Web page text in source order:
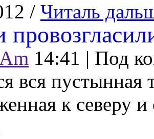
/ Читаль
14:41 | Под
вся
к северу и